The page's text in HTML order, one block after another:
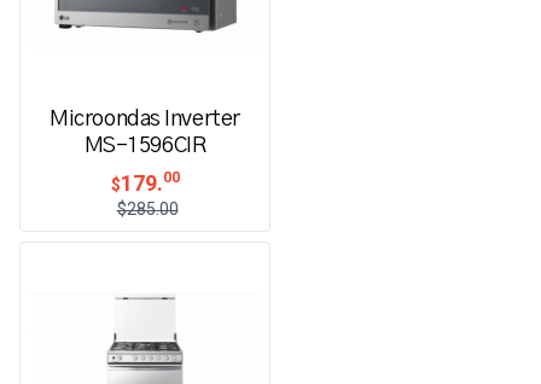
Microondas Inverter
MS-1596CIR
$179.00
$285.00